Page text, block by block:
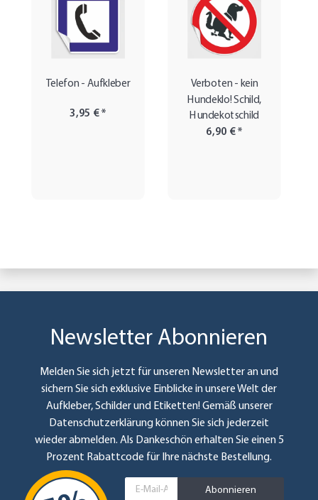
Telefon - Aufkleber
3,95 €*
Verboten - kein
Hundeklo! Schild,
Hundekotschild
6,90 €*
Newsletter Abonnieren
Melden Sie sich jetzt für unseren Newsletter an und
sichern Sie sich exklusive Einblicke in unsere Welt der
Aufkleber, Schilder und Etiketten! Gemäß unserer
Datenschutzerklärungkönnen Sie sich jederzeit
wieder abmelden. Als Dankeschön erhalten Sie einen 5
Prozent Rabattcode für Ihre nächste Bestellung.
Abonnieren